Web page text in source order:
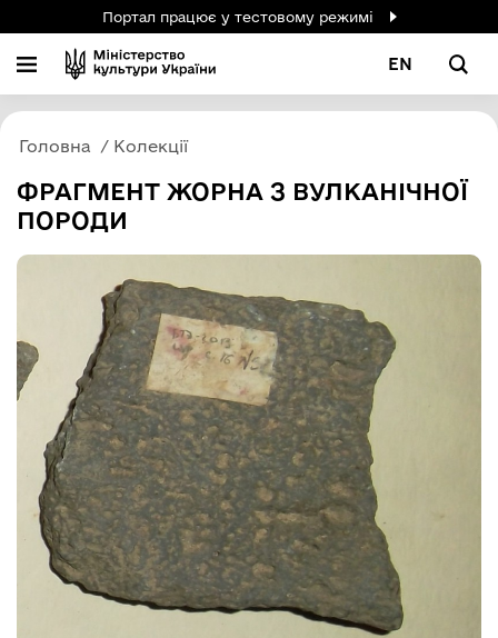
Портал працює у тестовому режимі
EN
Головна Колекції
ФРАГМЕНТ ЖОРНА З ВУЛКАНІЧНОЇ
ПОРОДИ